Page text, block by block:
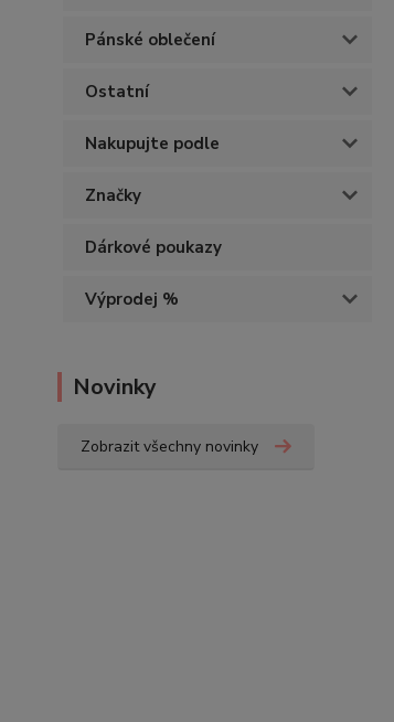
Pánské oblečení
Ostatní
Nakupujte podle
Značky
Dárkové poukazy
Výprodej %
Novinky
Zobrazit všechny novinky